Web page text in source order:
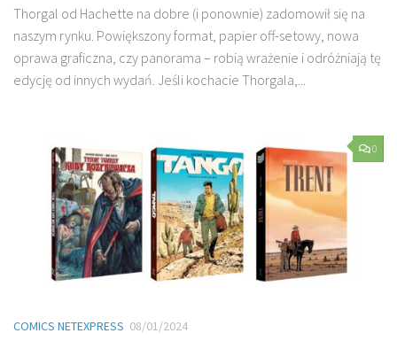
Thorgal od Hachette na dobre (i ponownie) zadomowił się na
naszym rynku. Powiększony format, papier off-setowy, nowa
oprawa graficzna, czy panorama – robią wrażenie i odróżniają tę
edycję od innych wydań. Jeśli kochacie Thorgala,...
0
COMICS NETEXPRESS 08/01/2024